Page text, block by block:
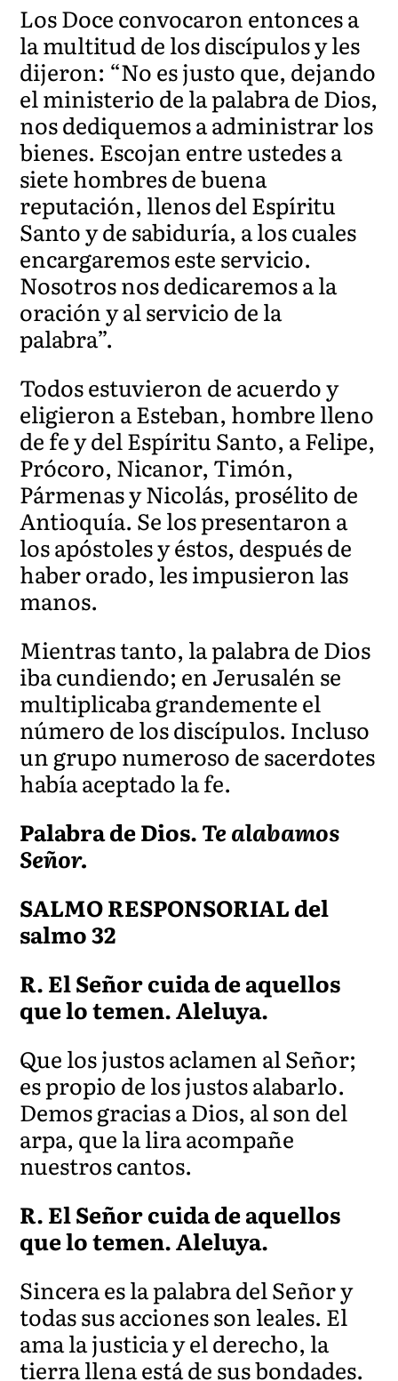
Los Doce convocaron entonces a
la multitud de los discípulos y les
dijeron: “No es justo que, dejando
el ministerio de la palabra de Dios,
nos dediquemos a administrar los
bienes. Escojan entre ustedes a
siete hombres de buena
reputación, llenos del Espíritu
Santo y de sabiduría, a los cuales
encargaremos este servicio.
Nosotros nos dedicaremos a la
oración y al servicio de la
palabra”.
Todos estuvieron de acuerdo y
eligieron a Esteban, hombre lleno
de fe y del Espíritu Santo, a Felipe,
Prócoro, Nicanor, Timón,
Pármenas y Nicolás, prosélito de
Antioquía. Se los presentaron a
los apóstoles y éstos, después de
haber orado, les impusieron las
manos.
Mientras tanto, la palabra de Dios
iba cundiendo; en Jerusalén se
multiplicaba grandemente el
número de los discípulos. Incluso
un grupo numeroso de sacerdotes
había aceptado lafe.
Palabra de Dios.Te alabamos
Señor.
SALMO RESPONSORIALdel
salmo 32
R. El Señor cuida de aquellos
que lo temen. Aleluya.
Que los justos aclamen al Señor;
es propio de los justos alabarlo.
Demos gracias a Dios, al son del
arpa, que la lira acompañe
nuestros cantos.
R. El Señor cuida de aquellos
que lo temen. Aleluya.
Sincera es la palabra del Señor y
todas sus acciones son leales. El
ama la justicia y el derecho, la
tierra llena está de sus bondades.